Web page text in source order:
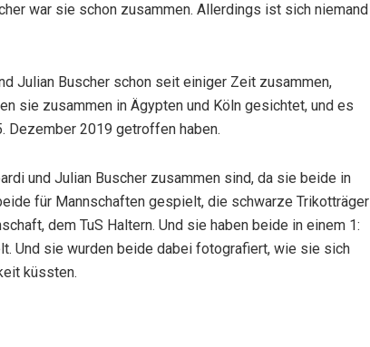
war sie schon zusammen. Allerdings ist sich niemand
Julian Buscher schon seit einiger Zeit zusammen,
sie zusammen in Ägypten und Köln gesichtet, und es
Dezember 2019 getroffen haben.
und Julian Buscher zusammen sind, da sie beide in
für Mannschaften gespielt, die schwarze Trikotträger
dem TuS Haltern. Und sie haben beide in einem 1:
Und sie wurden beide dabei fotografiert, wie sie sich
küssten.